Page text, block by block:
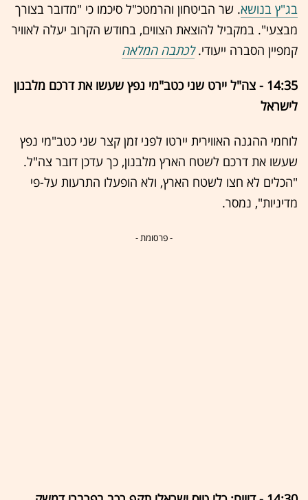
בג"ץ בנושא. שר הביטחון והרמטכ"ל סיכמו כי "מדובר בצורך
מבצעי". במקביל להוצאת הצווים, בחודש הקרוב יעלה לאוויר
קמפיין הסברה ייעודי.לכתבה המלאה
14:35 - צה"ל יירט שני כטב"מי נפץ שעשו את דרכם מלבנון
לישראל
לוחמי ההגנה האווירית יירטו לפני זמן קצר שני כטב"מי נפץ
שעשו את דרכם לשטח הארץ מלבנון, כך עדכן דובר צה"ל.
"הכלים לא חצו לשטח הארץ, ולא הופעלו התרעות על-פי
מדיניות", נמסר.
- פרסומת -